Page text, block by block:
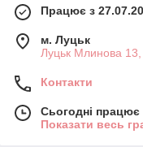
Працює з
м. Луцьк
Луцьк Млинова 13,
Контакти
Сьогодні працює
Показати весь